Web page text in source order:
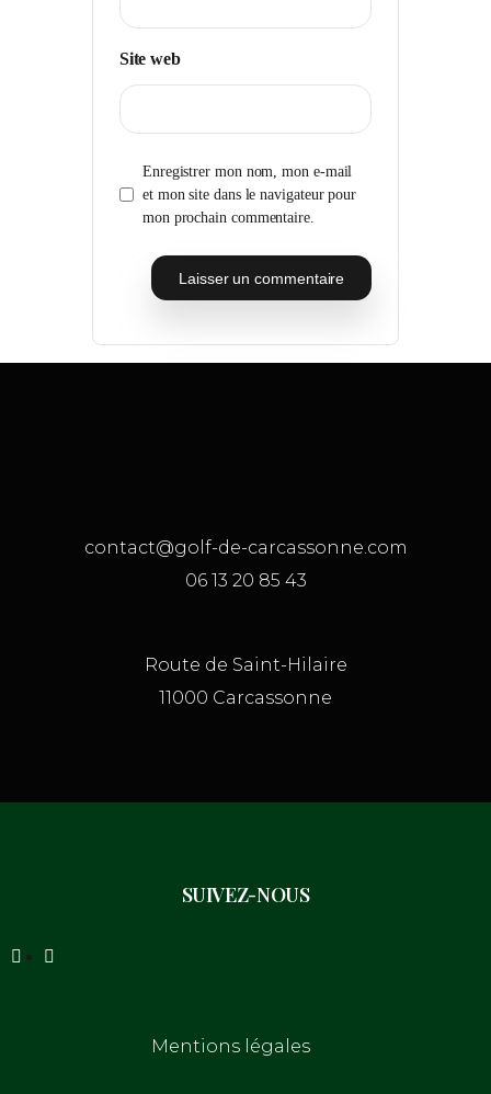
Site web
Enregistrer mon nom, mon e-mail
et mon site dans le navigateur pour
mon prochain commentaire.
contact@golf-de-carcassonne.com
06 13 20 85 43
Route de Saint-Hilaire
11000 Carcassonne
SUIVEZ-NOUS
Mentions légales